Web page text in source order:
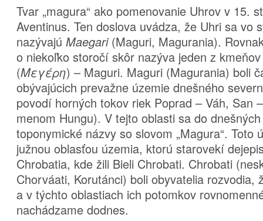
Tvar „magura“ ako pomenovanie Uhrov v 15.
Aventinus. Ten doslova uvádza, že Uhri sa vo
nazývajú Maegari(Maguri, Magurania).
o niekoľko storočí skôr nazýva jeden z
(Μεγέρη) – Maguri. Maguri (Magurania) boli
obývajúcich prevažne územie dnešného
povodí horných tokov riek Poprad – Váh, San
menom Hungu). V tejto oblasti sa do
toponymické názvy so slovom „Magura“. Toto
južnou oblasťou územia, ktorú starovekí
Chrobatia, kde žili Bieli Chrobati. Chrobati
Chorváati, Korutánci) boli obyvatelia rozvodia,
a v týchto oblastiach ich potomkov
nachádzame dodnes.